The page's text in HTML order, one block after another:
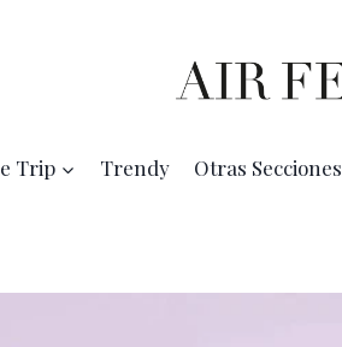
Trip Trendy Otras Secciones